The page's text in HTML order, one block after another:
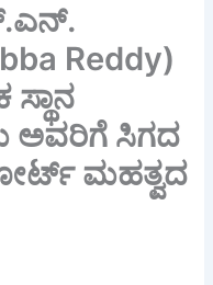
Reddy)
ಅವರಿಗೆ ಸಿಗದ
ಮಹತ್ವದ